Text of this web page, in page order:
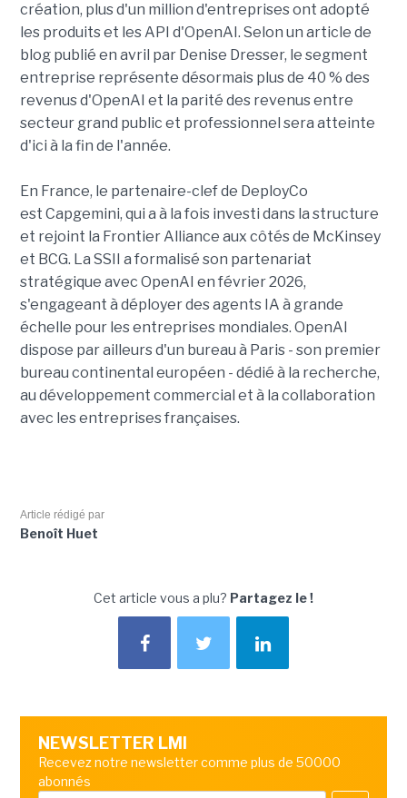
création, plus d'un million d'entreprises ont adopté
les produits et les API d'OpenAI. Selon un article de
blog publié en avril par Denise Dresser, le segment
entreprise représente désormais plus de 40 % des
revenus d'OpenAI et la parité des revenus entre
secteur grand public et professionnel sera atteinte
d'ici à la fin de l'année.
En France, le partenaire-clef de DeployCo
est Capgemini, qui a à la fois investi dans la structure
et rejoint la Frontier Alliance aux côtés de McKinsey
et BCG. La SSII a formalisé son partenariat
stratégique avec OpenAI en février 2026,
s'engageant à déployer des agents IA à grande
échelle pour les entreprises mondiales. OpenAI
dispose par ailleurs d'un bureau à Paris - son premier
bureau continental européen - dédié à la recherche,
au développement commercial et à la collaboration
avec les entreprises françaises.
Article rédigé par
Benoît Huet
Cet article vous a plu? Partagez le !
NEWSLETTER LMI
Recevez notre newsletter comme plus de 50000
abonnés